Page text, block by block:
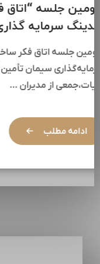
سومین جلسه
هلدینگ
سومین جلسه
سرمایه‌گذاری
عبیات،جمعی از
ادامه مطلب